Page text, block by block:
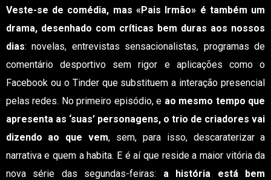
Veste-se de comédia, mas «Pais Irmão» é também um
drama, desenhado com críticas bem duras aos nossos
dias: novelas, entrevistas sensacionalistas, programas de
comentário desportivo sem rigor e aplicações como o
Facebook ou o Tinder que substituem a interação presencial
pelas redes. No primeiro episódio, e ao mesmo tempo que
apresenta as ‘suas’ personagens, o trio de criadores vai
dizendo ao que vem, sem, para isso, descaraterizar a
narrativa e quem a habita. E é aí que reside a maior vitória da
nova série das segundas-feiras: a história está bem